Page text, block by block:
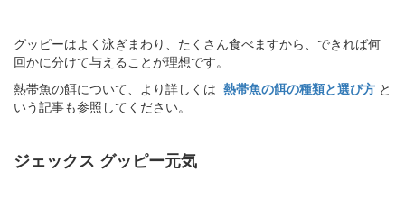
グッピーはよく泳ぎまわり、たくさん食べますから、できれば何
回かに分けて与えることが理想です。
熱帯魚の餌について、より詳しくは 熱帯魚の餌の種類と選び方 と
いう記事も参照してください。
ジェックス グッピー元気